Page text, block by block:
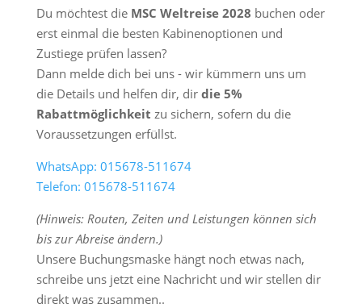
Du möchtest die MSC Weltreise 2028 buchen oder
erst einmal die besten Kabinenoptionen und
Zustiege prüfen lassen?
Dann melde dich bei uns - wir kümmern uns um
die Details und helfen dir, dir die 5%
Rabattmöglichkeit zu sichern, sofern du die
Voraussetzungen erfüllst.
WhatsApp: 015678-511674
Telefon: 015678-511674
(Hinweis: Routen, Zeiten und Leistungen können sich
bis zur Abreise ändern.)
Unsere Buchungsmaske hängt noch etwas nach,
schreibe uns jetzt eine Nachricht und wir stellen dir
direkt was zusammen..